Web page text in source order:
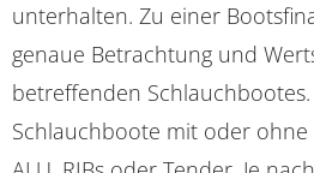
unterhalten. Zu einer
genaue Betrachtung und
betreffenden
Schlauchboote mit oder ohne